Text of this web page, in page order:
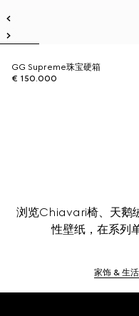
GG Supreme珠宝硬箱
€ 150.000
浏览Chiavari椅、天鹅
性壁纸，在系列
家饰 & 生